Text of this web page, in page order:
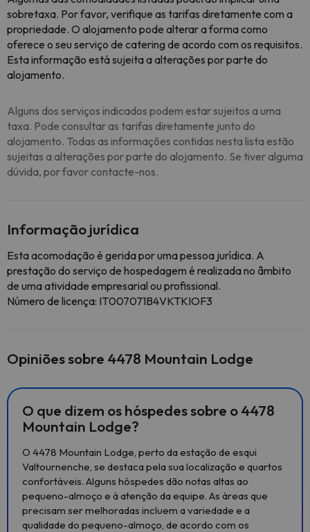
sobretaxa. Por favor, verifique as tarifas diretamente com a
propriedade. O alojamento pode alterar a forma como
oferece o seu serviço de catering de acordo com os requisitos.
Esta informação está sujeita a alterações por parte do
alojamento.
Alguns dos serviços indicados podem estar sujeitos a uma
taxa. Pode consultar as tarifas diretamente junto do
alojamento. Todas as informações contidas nesta lista estão
sujeitas a alterações por parte do alojamento. Se tiver alguma
dúvida, por favor contacte-nos.
Informação jurídica
Esta acomodação é gerida por uma pessoa jurídica. A
prestação do serviço de hospedagem é realizada no âmbito
de uma atividade empresarial ou profissional.
Número de licença: IT007071B4VKTKIOF3
Opiniões sobre 4478 Mountain Lodge
O que dizem os hóspedes sobre o 4478
Mountain Lodge?
O 4478 Mountain Lodge, perto da estação de esqui
Valtournenche, se destaca pela sua localização e quartos
confortáveis. Alguns hóspedes dão notas altas ao
pequeno-almoço e à atenção da equipe. As áreas que
precisam ser melhoradas incluem a variedade e a
qualidade do pequeno-almoço, de acordo com os